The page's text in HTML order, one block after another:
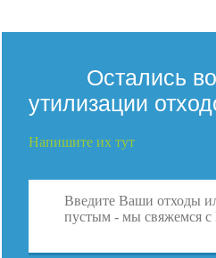
Остались
утилизации
Напишите их тут